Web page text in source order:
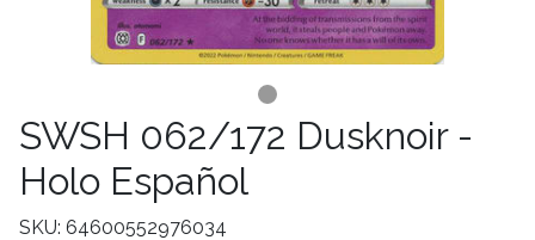
SWSH 062/172 Dusknoir -
Holo Español
SKU: 64600552976034